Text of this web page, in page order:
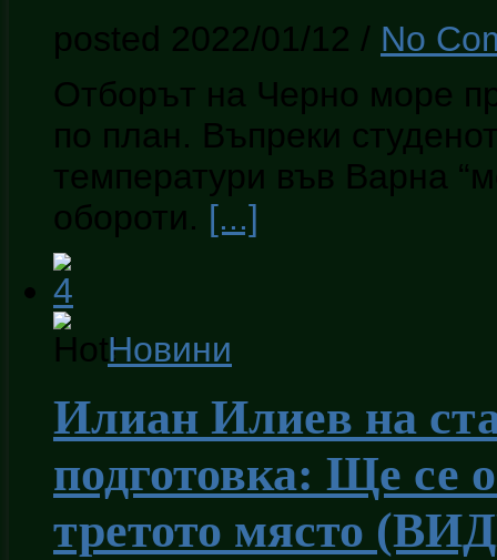
posted 2022/01/12 / No
Отборът на Черно море
по план. Въпреки
температури във Варна
обороти. [...]
Новини
Илиан Илиев на
подготовка: Ще се
третото място